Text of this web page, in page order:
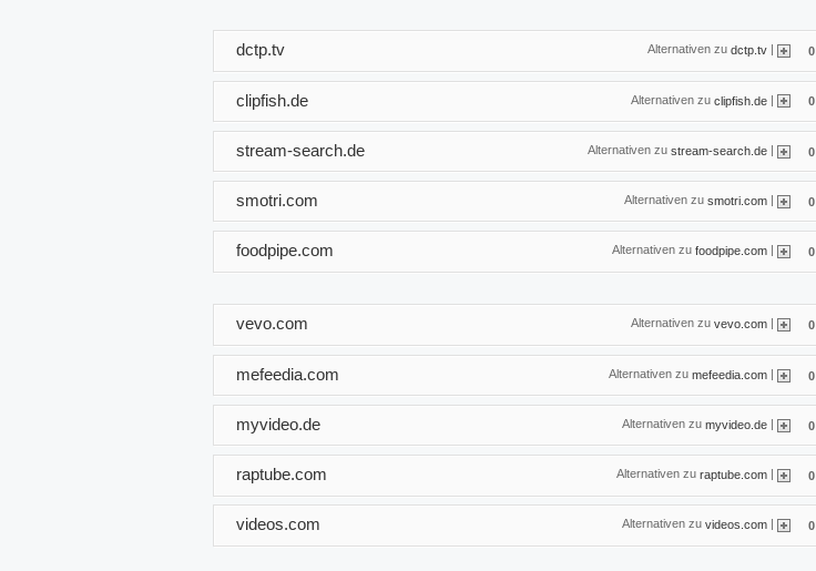
Alternativen zu dctp.tv 0
dctp.tv
Alternativen zu clipfish.de | 0
clipfish.de
Alternativen zu stream-search.de | 0
stream-search.de
Alternativen zu smotri.com | 0
smotri.com
Alternativen zu foodpipe.com 0
foodpipe.com
Alternativen zu vevo.com 0
vevo.com
Alternativen zu mefeedia.com | 0
mefeedia.com
Alternativen zu myvideo.de | 0
myvideo.de
Alternativen zu raptube.com | 0
raptube.com
Alternativen zu videos.com 0
videos.com